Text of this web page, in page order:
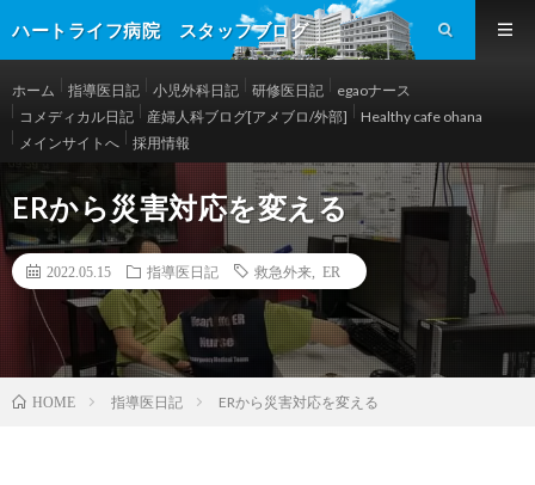
ハートライフ病院 スタッフブログ
ホーム 指導医日記 小児外科日記 研修医日記
egaoナース
コメディカル日記
産婦人科ブログ[アメブロ/外部]
Healthy cafe ohana
メインサイトへ
採用情報
ERから災害対応を変える
2022.05.15 指導医日記 救急外来 ER
HOME 指導医日記 ERから災害対応を変える